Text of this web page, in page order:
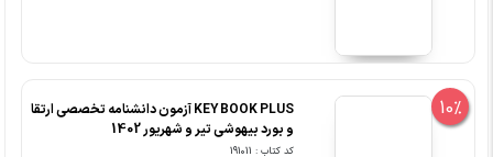
10%
KEY BOOK PLUS آزمون دانشنامه تخصصی ارتقا
و بورد بیهوشی تیر و شهریور 1402
کد کتاب : 191011